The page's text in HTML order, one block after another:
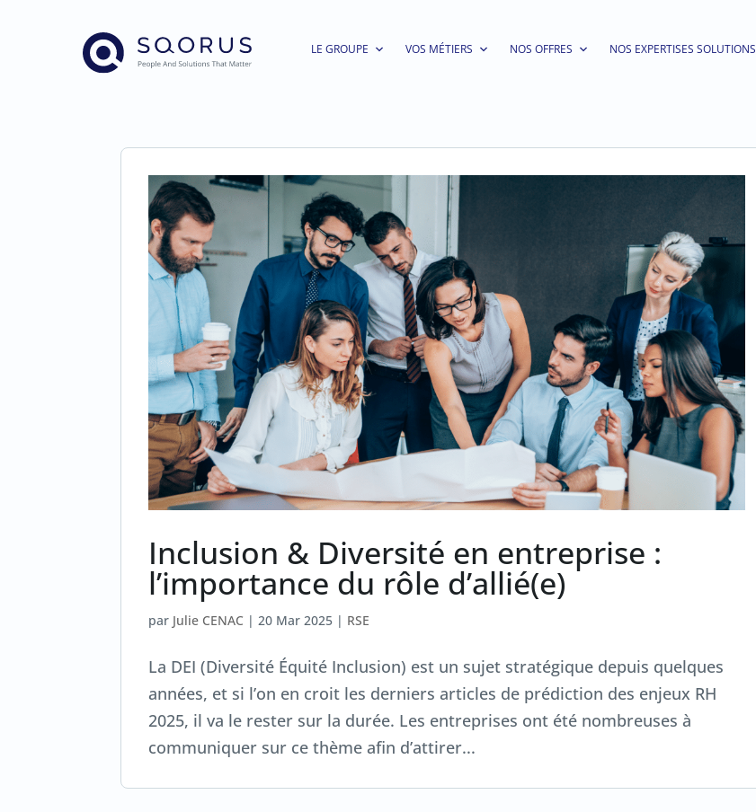
LE GROUPE VOS MÉTIERS NOS OFFRES NOS EXPERTISES SOLUTIONS
Inclusion & Diversité en entreprise :
l’importance du rôle d’allié(e)
par Julie CENAC |20 Mar 2025 | RSE
La DEI (Diversité Équité Inclusion) est un sujet stratégique depuis quelques
années, et si l’on en croit les derniers articles de prédiction des enjeux RH
2025, il va le rester sur la durée. Les entreprises ont été nombreuses à
communiquer sur ce thème afin d’attirer...